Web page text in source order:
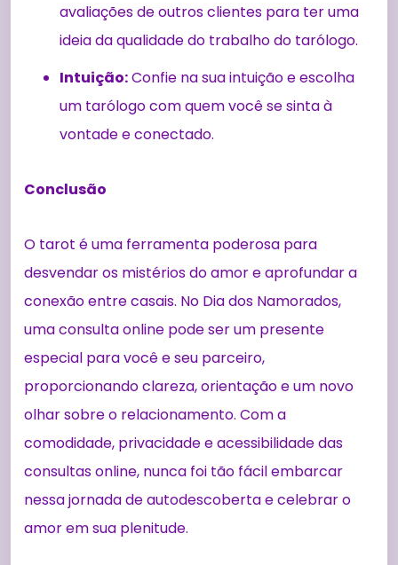
avaliações de outros clientes para ter uma
ideia da qualidade do trabalho do tarólogo.
Intuição:Confie na sua intuição e escolha
um tarólogo com quem você se sinta à
vontade e conectado.
Conclusão
O tarot é uma ferramenta poderosa para
desvendar os mistérios do amor e aprofundar a
conexão entre casais. No Dia dos Namorados,
uma consulta online pode ser um presente
especial para você e seu parceiro,
proporcionando clareza, orientação e um novo
olhar sobre o relacionamento. Com a
comodidade, privacidade e acessibilidade das
consultas online, nunca foi tão fácil embarcar
nessa jornada de autodescoberta e celebrar o
amor em sua plenitude.